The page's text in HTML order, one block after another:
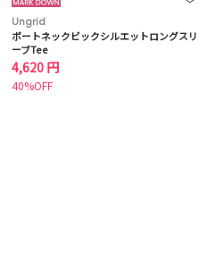
Ungrid
ボートネックビックシルエットロングスリ
ーブTee
4,620 円
40%OFF